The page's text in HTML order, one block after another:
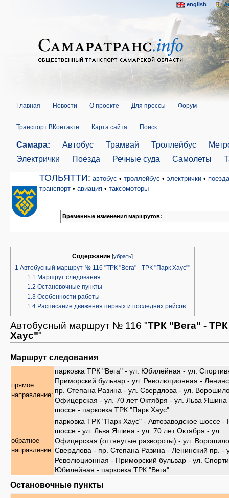
Главная Новости О проекте Для прессы Форум
Транспорт ВКонтакте Карта сайта Поиск
Самара: Автобус Трамвай Троллейбус
Электрички
Поезда Речные суда Самолеты
ТОЛЬЯТТИ: автобус • троллейбус • электрички • поезда
транспорт • авиация • таксомоторы
Временные изменения маршрутов:
Содержание [убрать]
1 Автобусный маршрут № 116 "ТРК "Вега" - ТРК "Парк Хаус""
1.1 Маршрут следования
1.2 Остановочные пункты
1.3 Особенности работы
1.4 Расписание движения первых и последних рейсов
Автобусный маршрут № 116 "ТРК "Вега" -
Хаус""
Маршрут следования
прямое
направление:
парковка ТРК "Вега" - ул. Юбилейная - ул.
Приморский бульвар - ул. Революционная -
пр. Степана Разина - ул. Свердлова - ул.
Офицерская - ул. 70 лет Октября - ул. Льва
шоссе - парковка ТРК "Парк Хаус"
обратное
направление:
парковка ТРК "Парк Хаус" - Автозаводское шоссе
шоссе - ул. Льва Яшина - ул. 70 лет Октября - ул.
Офицерская (оттянутые развороты) - ул.
Свердлова - пр. Степана Разина - Ленинский пр. -
Революционная - Приморский бульвар - ул.
Юбилейная - парковка ТРК "Вега"
Остановочные пункты
english